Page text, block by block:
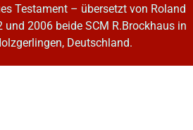
Testament – übersetzt von Roland
und 2006 beide SCM R.Brockhaus in
Deutschland.